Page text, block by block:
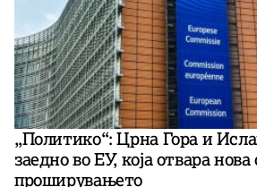
„Политико“: Црна Гора и
заедно во ЕУ, која отвара нова
проширувањето